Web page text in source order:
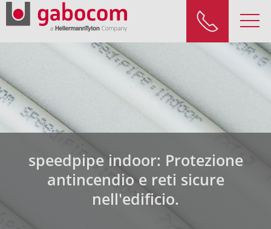
speedpipe indoor: Protezione
antincendio e reti sicure
nell'edificio.